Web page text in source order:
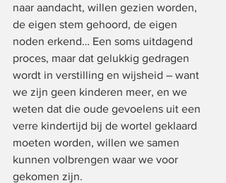
naar aandacht, willen gezien worden,
de eigen stem gehoord, de eigen
noden erkend… Een soms uitdagend
proces, maar dat gelukkig gedragen
wordt in verstilling en wijsheid – want
we zijn geen kinderen meer, en we
weten dat die oude gevoelens uit een
verre kindertijd bij de wortel geklaard
moeten worden, willen we samen
kunnen volbrengen waar we voor
gekomen zijn.